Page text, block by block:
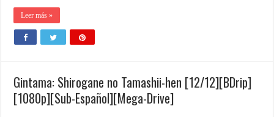
Leer más »
Gintama: Shirogane no Tamashii-hen [12/12][BDrip]
[1080p][Sub-Español][Mega-Drive]